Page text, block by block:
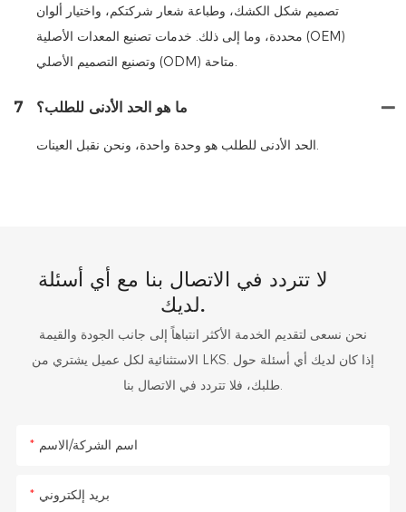
تصميم شكل الكشك، وطباعة شعار شركتكم، واختيار ألوان
محددة، وما إلى ذلك. خدمات تصنيع المعدات الأصلية (OEM)
وتصنيع التصميم الأصلي (ODM) متاحة.
7 ما هو الحد الأدنى للطلب؟
الحد الأدنى للطلب هو وحدة واحدة، ونحن نقبل العينات.
لا تتردد في الاتصال بنا مع أي أسئلة
لديك.
نحن نسعى لتقديم الخدمة الأكثر انتباهاً إلى جانب الجودة والقيمة
الاستثنائية لكل عميل يشتري من LKS. إذا كان لديك أي أسئلة حول
طلبك، فلا تتردد في الاتصال بنا.
اسم الشركة/الاسم
بريد إلكتروني